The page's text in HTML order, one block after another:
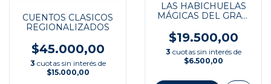
CUENTOS CLASICOS
REGIONALIZADOS
$45.000,00
3 cuotas sin interés de
$15.000,00
LAS HABICHUELAS
MÁGICAS DEL GRAN
$19.500,00
3 cuotas sin interés de
$6.500,00